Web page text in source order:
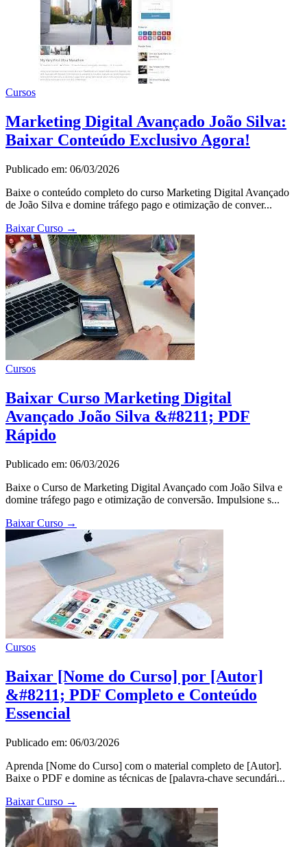
Cursos
Marketing Digital Avançado João Silva:
Baixar Conteúdo Exclusivo Agora!
Publicado em: 06/03/2026
Baixe o conteúdo completo do curso Marketing Digital Avançado
de João Silva e domine tráfego pago e otimização de conver...
Baixar Curso →
Cursos
Baixar Curso Marketing Digital
Avançado João Silva &#8211; PDF
Rápido
Publicado em: 06/03/2026
Baixe o Curso de Marketing Digital Avançado com João Silva e
domine tráfego pago e otimização de conversão. Impulsione s...
Baixar Curso →
Cursos
Baixar [Nome do Curso] por [Autor]
&#8211; PDF Completo e Conteúdo
Essencial
Publicado em: 06/03/2026
Aprenda [Nome do Curso] com o material completo de [Autor].
Baixe o PDF e domine as técnicas de [palavra-chave secundári...
Baixar Curso →